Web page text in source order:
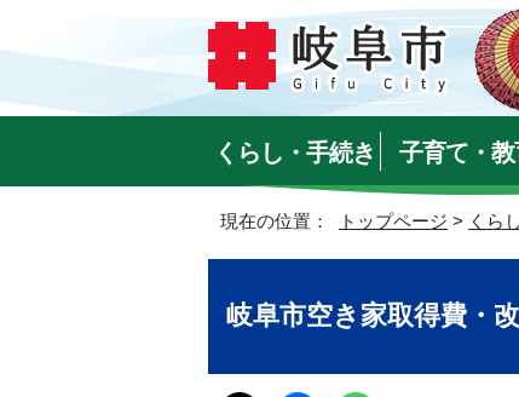
くらし・手続き 子育て・教
現在の位置： トップページ > くら
岐阜市空き家取得費・